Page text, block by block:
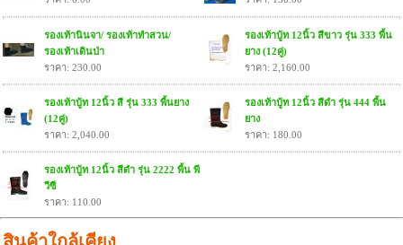
รองเท้านินจา/ รองเท้าทำสวน/
รองเท้าเดินป่า
ราคา: 230.00
รองเท้าบู้ท 12นิ้ว สีขาว รุ่น 333 พื้น
ยาง (12คู่)
ราคา: 2,160.00
รองเท้าบู้ท 12นิ้ว สี รุ่น 333 พื้นยาง
(12คู่)
ราคา: 2,040.00
รองเท้าบู้ท 12นิ้ว สีดำ รุ่น 444 พื้น
ยาง
ราคา: 180.00
รองเท้าบู้ท 12นิ้ว สีดำ รุ่น 2222 พื้น พี
วีซี
ราคา: 110.00
สินค้าใกล้เคียง